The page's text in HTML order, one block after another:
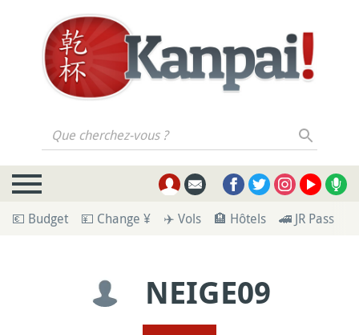
Que cherchez-vous ?
💶 Budget 💴 Change ¥ ✈️ Vols 🏨 Hôtels 🚄 JR Pass
NEIGE09